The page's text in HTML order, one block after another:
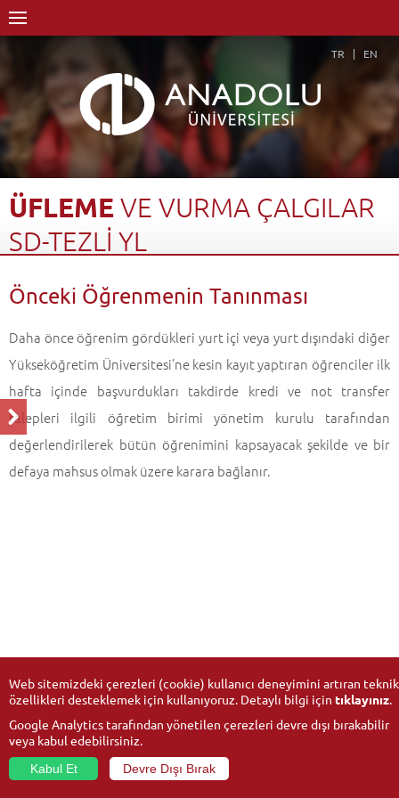
TR EN
ÜFLEMEVE VURMA ÇALGILAR
SD-TEZLİ YL
Müzik Anasanat Dalı
Müzik Anasanat Dalı-Tezli YL
Önceki Öğrenmenin Tanınması
Daha önce öğrenim gördükleri yurt içi veya yurt dışındaki diğer
Yükseköğretim Üniversitesi’ne kesin kayıt yaptıran öğrenciler ilk
hafta içinde başvurdukları takdirde kredi ve not transfer
talepleri ilgili öğretim birimi yönetim kurulu tarafından
değerlendirilerek bütün öğrenimini kapsayacak şekilde ve bir
defaya mahsus olmak üzere karara bağlanır.
Web sitemizdeki çerezleri (cookie) kullanıcı deneyimini artıran teknik
özellikleri desteklemek için kullanıyoruz. Detaylı bilgi için tıklayınız.
Google Analytics tarafından yönetilen çerezleri devre dışı bırakabilir
veya kabul edebilirsiniz.
Kabul Et
Devre Dışı Bırak
© 2026Anadolu Üniversitesi- Tüm hakları saklıdır.